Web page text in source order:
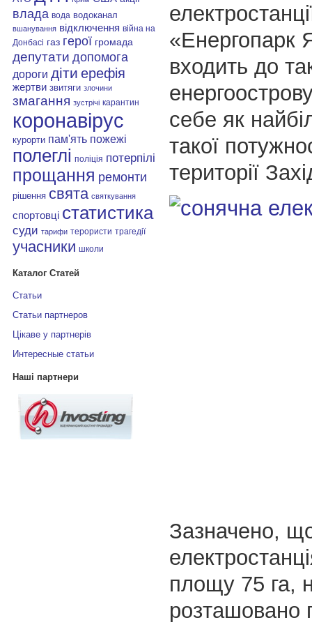
влада вода водоканал
вшанування відключення війна на
Донбасі газ герої громада
депутати допомога
дороги діти ерефія
жертви звитяги злочини
змагання зустрічі карантин
коронавірус
курорти пам'ять пожежі
полеглі поліція потерпілі
прощання ремонти
рішення свята святкування
спортовці статистика
суди тарифи терористи трагедії
учасники школи
Каталог Статей
Статьи
Статьи партнеров
Цікаве у партнерів
Интересные статьи
Наші партнери
«Енергопарк
входить до
себе як
такої
території
Зазначено,
площу 75 га,
розташовано